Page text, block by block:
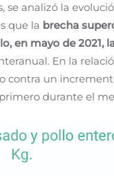
analizó la
que la brecha
en mayo de
En la
un
durante el